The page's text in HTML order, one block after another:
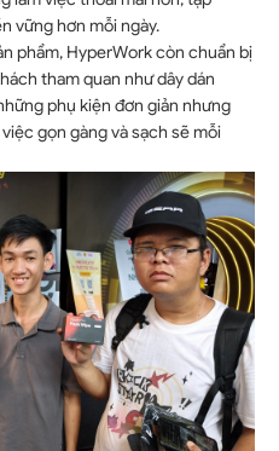
vững hơn mỗi ngày.
phẩm, HyperWork còn chuẩn bị
tham quan như dây dán
phụ kiện đơn giản nhưng
gọn gàng và sạch sẽ mỗi